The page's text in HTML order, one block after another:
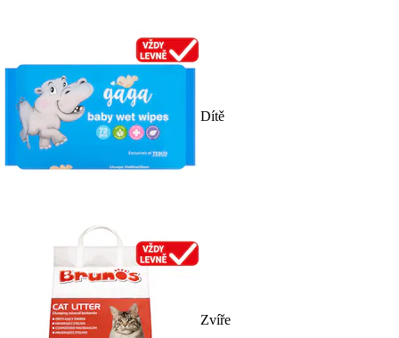
Dítě
Zvíře